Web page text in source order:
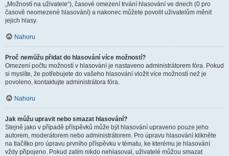
„Možností na uživatele“), časové omezení trvání hlasování ve dnech (0 pro
časově neomezené hlasování) a nakonec můžete povolit uživatelům měnit
jejich hlasy.
Nahoru
Proč nemůžu přidat do hlasování více možností?
Omezení počtu možností v hlasování je nastaveno administrátorem fóra. Pokud
si myslíte, že potřebujete do vašeho hlasování vložit více možností než je
povoleno, kontaktujte administrátora fóra.
Nahoru
Jak můžu upravit nebo smazat hlasování?
Stejně jako v případě příspěvků může být hlasování upraveno pouze jeho
autorem, moderátorem nebo administrátorem. Pro úpravu hlasování klikněte
na tlačítko pro úpravu prvního příspěvku v tématu, ke kterému je hlasování
vždy připojeno. Pokud zatím nikdo nehlasoval, uživatelé můžou smazat